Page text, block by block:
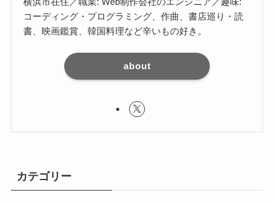
コーディング・プログラミング、作曲、書店巡り・読
書、映画鑑賞、韓国料理など辛いもの好き。
about
カテゴリー